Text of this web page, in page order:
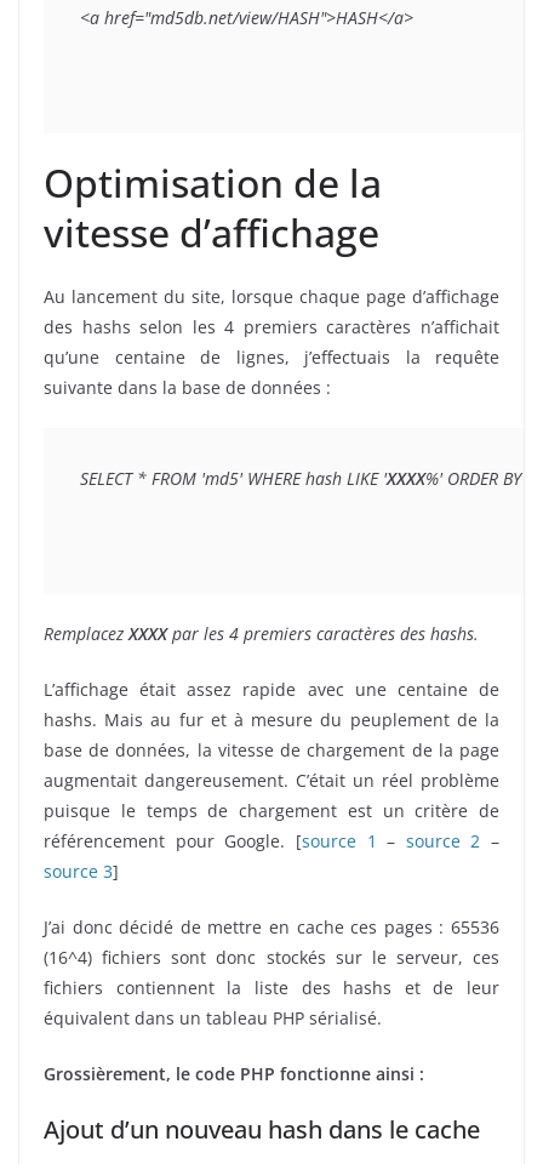
<a href="md5db.net/view/HASH">HASH</a>
Optimisation de la
vitesse d’affichage
Au lancement du site, lorsque chaque page d’affichage
des hashs selon les 4 premiers caractères n’affichait
qu’une centaine de lignes, j’effectuais la requête
suivante dans la base de données :
SELECT * FROM 'md5' WHERE hash LIKE 'XXXX%' ORDER BY
RemplacezXXXXpar les 4 premiers caractères des hashs.
L’affichage était assez rapide avec une centaine de
hashs. Mais au fur et à mesure du peuplement de la
base de données, la vitesse de chargement de la page
augmentait dangereusement. C’était un réel problème
puisque le temps de chargement est un critère de
référencement pour Google. [source 1 – source 2 –
source 3]
J’ai donc décidé de mettre en cache ces pages : 65536
(16^4) fichiers sont donc stockés sur le serveur, ces
fichiers contiennent la liste des hashs et de leur
équivalent dans un tableau PHP sérialisé.
Grossièrement, le code PHP fonctionne ainsi :
Ajout d’un nouveau hash dans le cache